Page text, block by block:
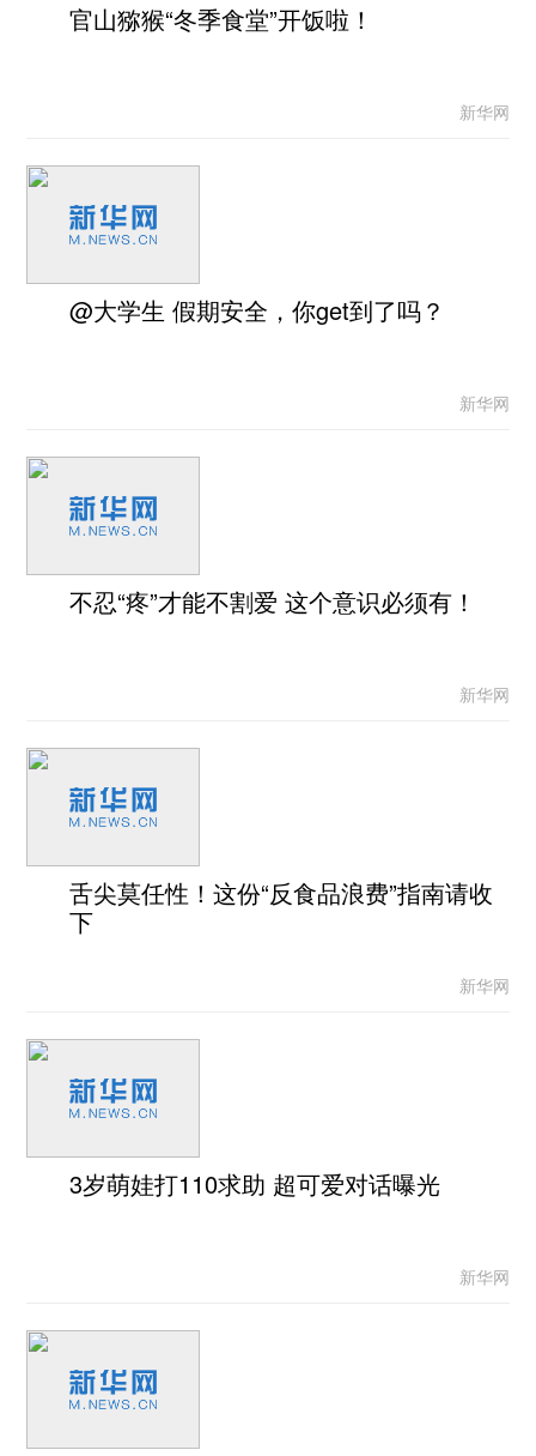
官山猕猴“冬季食堂”开饭啦！
新华网
@大学生 假期安全，你get到了吗？
新华网
不忍“疼”才能不割爱 这个意识必须有！
新华网
舌尖莫任性！这份“反食品浪费”指南请收
下
新华网
3岁萌娃打110求助 超可爱对话曝光
新华网